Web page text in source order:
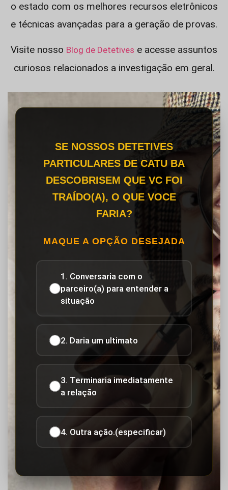
o estado com os melhores recursos eletrônicos
e técnicas avançadas para a geração de provas.
Visite nosso Blog de Detetives e acesse assuntos
curiosos relacionados a investigação em geral.
SE NOSSOS DETETIVES
PARTICULARES DE CATU BA
DESCOBRISEM QUE VC FOI
TRAÍDO(A), O QUE VOCE
FARIA?
MAQUE A OPÇÃO DESEJADA
1. Conversaria com o
parceiro(a) para entender a
situação
2. Daria um ultimato
3. Terminaria imediatamente
a relação
4. Outra ação.(especificar)